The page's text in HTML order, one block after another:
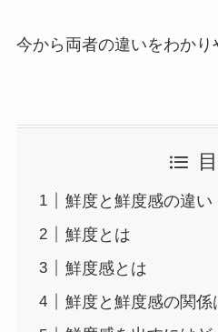
今から両者の違いをわかり
鮮度と鮮度感の違い
鮮度とは
鮮度感とは
鮮度と鮮度感の関係